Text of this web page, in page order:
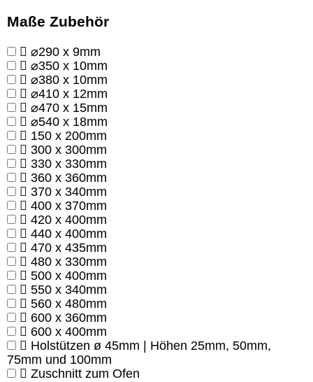
Maße Zubehör
⌀290 x 9mm
⌀350 x 10mm
⌀380 x 10mm
⌀410 x 12mm
⌀470 x 15mm
⌀540 x 18mm
150 x 200mm
300 x 300mm
330 x 330mm
360 x 360mm
370 x 340mm
400 x 370mm
420 x 400mm
440 x 400mm
470 x 435mm
480 x 330mm
500 x 400mm
550 x 340mm
560 x 480mm
600 x 360mm
600 x 400mm
Holstützen ø 45mm | Höhen 25mm, 50mm,
75mm und 100mm
Zuschnitt zum Ofen